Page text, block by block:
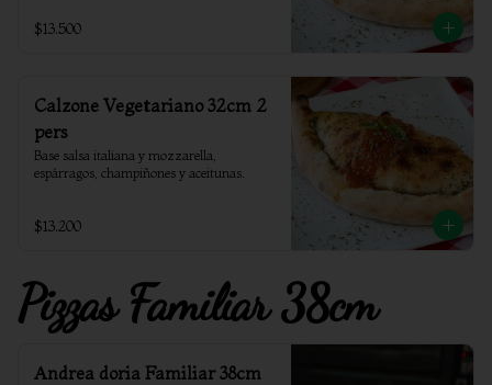
$13.500
Calzone Vegetariano 32cm 2
pers
Base salsa italiana y mozzarella,
espárragos, champiñones y aceitunas.
$13.200
Pizzas Familiar 38cm
Andrea doria Familiar 38cm